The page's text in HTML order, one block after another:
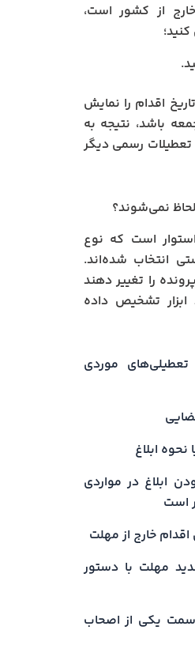
از کشور است،
اقدام را نمایش
باشد، نتیجه به
رسمی دیگر
نمی‌شوند؟
است که نوع
انتخاب شده‌اند.
را تغییر دهند
تشخیص داده
موردی
نحوه ابلاغ
ابلاغ در مواردی
است
خارج از مهلت
مهلت با دستور
یکی از اصحاب